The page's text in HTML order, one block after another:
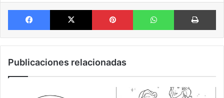
Facebook X Pinterest WhatsApp
Publicaciones relacionadas